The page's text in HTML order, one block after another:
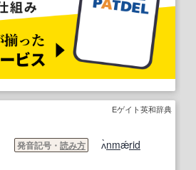
Eゲイト英和辞典
発音記号・ 読み方 ʌ̀nmǽrid